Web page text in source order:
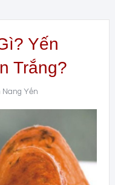
Yến
Trắng?
Nang Yến